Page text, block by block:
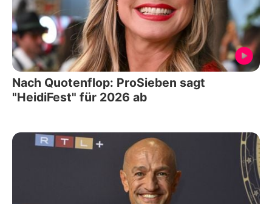
Nach Quotenflop: ProSieben sagt
"HeidiFest" für 2026 ab